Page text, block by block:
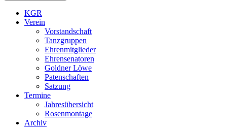
KGR
Verein
Vorstandschaft
Tanzgruppen
Ehrenmitglieder
Ehrensenatoren
Goldner Löwe
Patenschaften
Satzung
Termine
Jahresübersicht
Rosenmontage
Archiv